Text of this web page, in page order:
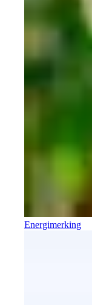
Energimerking